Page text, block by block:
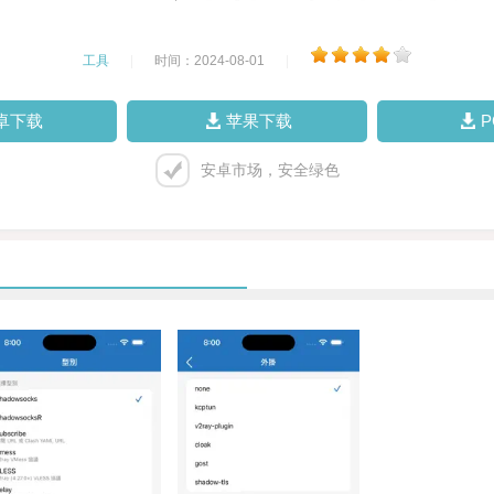
工具 时间：2024-08-01
下载 苹果下载
安卓市场，安全绿色